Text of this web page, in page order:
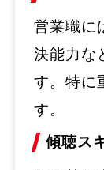
営業職に
決能力な
す。特に
す。
傾聴ス